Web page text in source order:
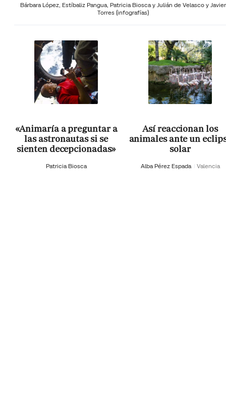
Bárbara López, Estíbaliz Pangua, Patricia Biosca y Julián de Velasco y Javier
Torres (infografías)
«Animaría a preguntar a
las astronautas si se
sienten decepcionadas»
Patricia Biosca
Así reaccionan los
animales ante un
solar
Alba Pérez Espada Valencia